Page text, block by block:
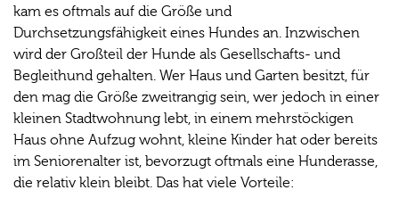
kam es oftmals auf die Größe und
Durchsetzungsfähigkeit eines Hundes an. Inzwischen
wird der Großteil der Hunde als Gesellschafts- und
Begleithund gehalten. Wer Haus und Garten besitzt, für
den mag die Größe zweitrangig sein, wer jedoch in einer
kleinen Stadtwohnung lebt, in einem mehrstöckigen
Haus ohne Aufzug wohnt, kleine Kinder hat oder bereits
im Seniorenalter ist, bevorzugt oftmals eine Hunderasse,
die relativ klein bleibt. Das hat viele Vorteile: